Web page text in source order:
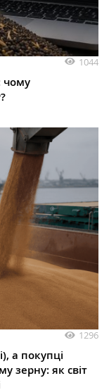
1044
чому
1296
а покупці
зерну: як світ